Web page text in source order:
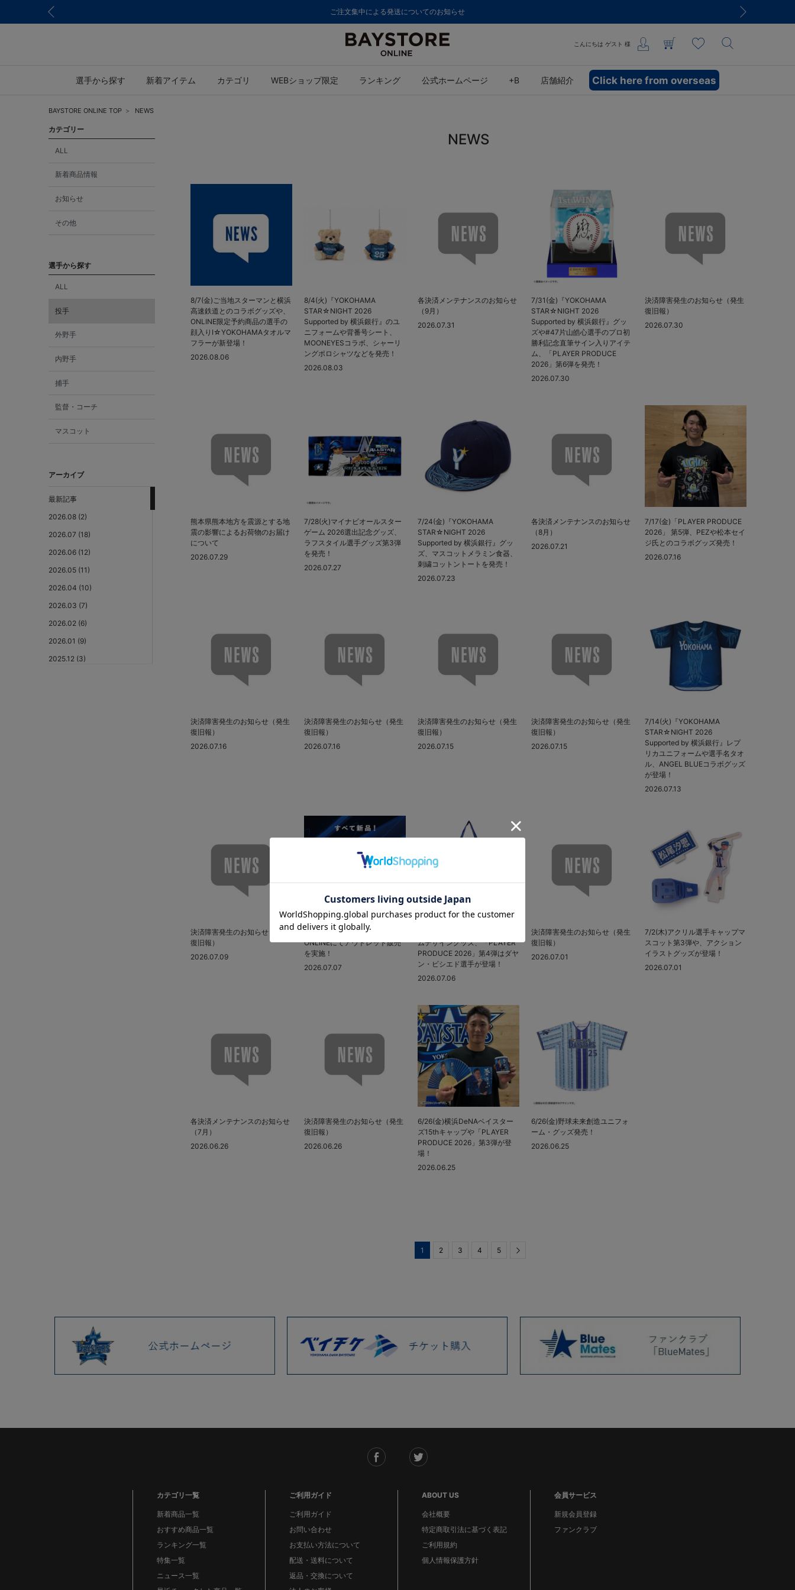
ご注文集中による発送についてのお知らせ
こんにちは ゲスト 様
選手から探す 新着アイテム カテゴリ WEBショップ限定 ランキング 公式ホームページ +B 店舗紹介 Click here from overseas
BAYSTORE ONLINE TOP NEWS
カテゴリー
ALL
新着商品情報
お知らせ
その他
選手から探す
ALL
投手
外野手
内野手
捕手
監督・コーチ
マスコット
アーカイブ
最新記事
2026.08 (2)
2026.07 (18)
2026.06 (12)
2026.05 (11)
2026.04 (10)
2026.03 (7)
2026.02 (6)
2026.01 (9)
2025.12 (3)
2022.11 (8)
2022.10 (10)
2022.09 (14)
NEWS
8/7(金)ご当地スターマンと横浜
高速鉄道とのコラボグッズや、
ONLINE限定予約商品の選手の
顔入りI☆YOKOHAMAタオルマ
フラーが新登場！
2026.08.06
8/4(火)『YOKOHAMA
STAR☆NIGHT 2026
Supported by 横浜銀行』のユ
ニフォームや背番号シート、
MOONEYESコラボ、シャーリ
ングポロシャツなどを発売！
2026.08.03
各決済メンテナンスのお知らせ
（9月）
2026.07.31
7/31(金)『YOKOHAMA
STAR☆NIGHT 2026
Supported by 横浜銀行』グッ
ズや#47片山皓心選手のプロ初
勝利記念直筆サイン入りアイテ
ム、「PLAYER PRODUCE
2026」第6弾を発売！
2026.07.30
決済障害発生のお知らせ（発生
復旧報）
2026.07.30
熊本県熊本地方を震源とする地
震の影響によるお荷物のお届け
について
2026.07.29
7/28(火)マイナビオールスター
ゲーム 2026選出記念グッズ、
ラフスタイル選手グッズ第3弾
を発売！
2026.07.27
7/24(金)『YOKOHAMA
STAR☆NIGHT 2026
Supported by 横浜銀行』グッ
ズ、マスコットメラミン食器、
刺繍コットントートを発売！
2026.07.23
各決済メンテナンスのお知らせ
（8月）
2026.07.21
7/17(金)「PLAYER PRODUCE
2026」 第5弾、PEZや松本セイ
ジ氏とのコラボグッズ発売！
2026.07.16
決済障害発生のお知らせ（発生
復旧報）
2026.07.16
決済障害発生のお知らせ（発生
復旧報）
2026.07.16
決済障害発生のお知らせ（発生
復旧報）
2026.07.15
決済障害発生のお知らせ（発生
復旧報）
2026.07.15
7/14(火)『YOKOHAMA
STAR☆NIGHT 2026
Supported by 横浜銀行』レプ
リカユニフォームや選手名タオ
ル、ANGEL BLUEコラボグッズ
が登場！
2026.07.13
決済障害発生のお知らせ（発生
復旧報）
2026.07.09
7/14(火)〜7/27(月)BAYSTORE
ONLINEにてアウトレット販売
を実施！
2026.07.07
ムデザイングッズ、「PLAYER
PRODUCE 2026」第4弾はダヤ
ン・ビシエド選手が登場！
2026.07.06
決済障害発生のお知らせ（発生
復旧報）
2026.07.01
7/2(木)アクリル選手キャップマ
スコット第3弾や、アクション
イラストグッズが登場！
2026.07.01
各決済メンテナンスのお知らせ
（7月）
2026.06.26
決済障害発生のお知らせ（発生
復旧報）
2026.06.26
6/26(金)横浜DeNAベイスター
ズ15thキャップや「PLAYER
PRODUCE 2026」第3弾が登
場！
2026.06.25
6/26(金)野球未来創造ユニフォ
ーム・グッズ発売！
2026.06.25
1 2 3 4 5
カテゴリ一覧
新着商品一覧
おすすめ商品一覧
ランキング一覧
特集一覧
ニュース一覧
ご利用ガイド
ご利用ガイド
お問い合わせ
お支払い方法について
配送・送料について
返品・交換について
ABOUT US
会社概要
特定商取引法に基づく表記
ご利用規約
個人情報保護方針
会員サービス
新規会員登録
ファンクラブ